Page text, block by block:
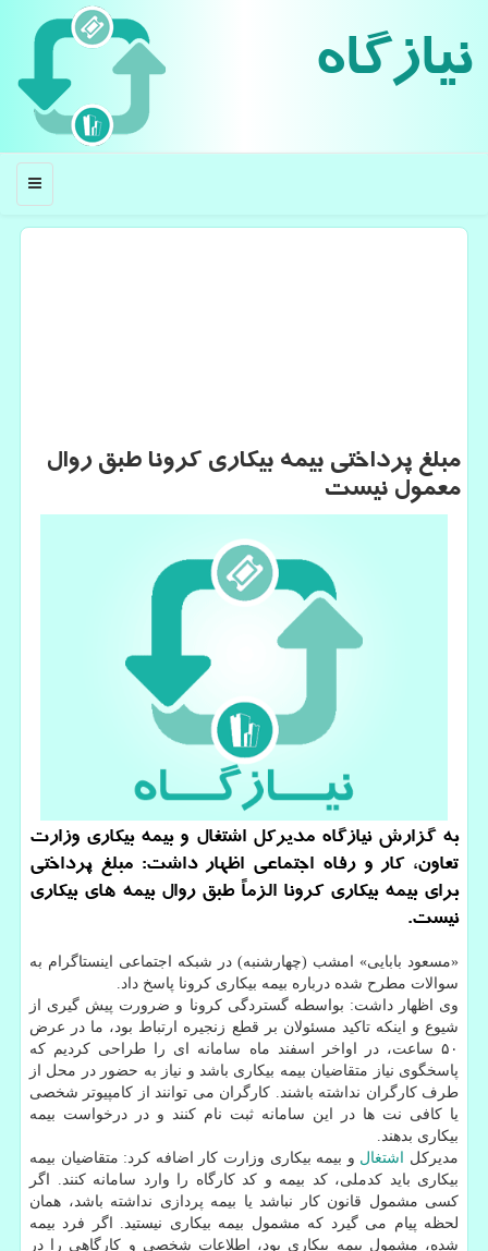
نیازگاه
منو
مبلغ پرداختی بیمه بیكاری كرونا طبق روال
معمول نیست
به گزارش نیازگاه مدیركل اشتغال و بیمه بیكاری وزارت
تعاون، كار و رفاه اجتماعی اظهار داشت: مبلغ پرداختی
برای بیمه بیكاری كرونا الزماً طبق روال بیمه های بیكاری
نیست.
«مسعود بابایی» امشب (چهارشنبه) در شبکه اجتماعی اینستاگرام به
سوالات مطرح شده درباره بیمه بیکاری کرونا پاسخ داد.
وی اظهار داشت: بواسطه گستردگی کرونا و ضرورت پیش گیری از
شیوع و اینکه تاکید مسئولان بر قطع زنجیره ارتباط بود، ما در عرض
۵۰ ساعت، در اواخر اسفند ماه سامانه ای را طراحی کردیم که
پاسخگوی نیاز متقاضیان بیمه بیکاری باشد و نیاز به حضور در محل از
طرف کارگران نداشته باشند. کارگران می توانند از کامپیوتر شخصی
یا کافی نت ها در این سامانه ثبت نام کنند و در درخواست بیمه
بیکاری بدهند.
مدیرکل
اشتغال و بیمه بیکاری وزارت کار اضافه کرد: متقاضیان بیمه
بیکاری باید کدملی، کد بیمه و کد کارگاه را وارد سامانه کنند. اگر
کسی مشمول قانون کار نباشد یا بیمه پردازی نداشته باشد، همان
لحظه پیام می گیرد که مشمول بیمه بیکاری نیستید. اگر فرد بیمه
شده، مشمول بیمه بیکاری بود، اطلاعات شخصی و کارگاهی را در